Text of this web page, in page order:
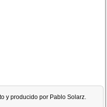
y producido por Pablo Solarz.